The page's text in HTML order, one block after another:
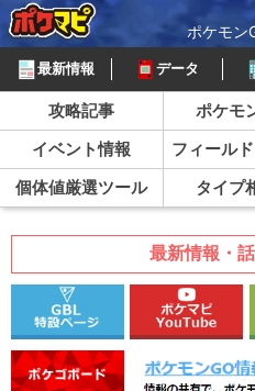
ポケモン
最新情報 データ
攻略記事 ポケモ
イベント情報
フィール
個体値厳選ツール
タイプ
最新情報・